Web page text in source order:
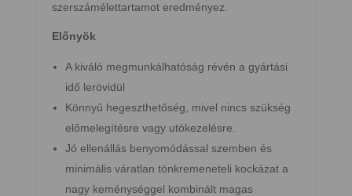
szerszámélettartamot eredményez.
Előnyök
A kiváló megmunkálhatóság révén a gyártási
idő lerövidül
Könnyű hegeszthetőség, mivel nincs szükség
előmelegítésre vagy utókezelésre.
Jó ellenállás benyomódással szemben és
minimális váratlan tönkremeneteli kockázat a
nagy keménységgel kombinált magas